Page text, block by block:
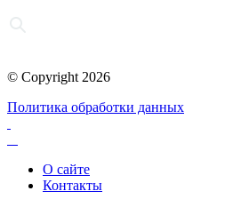
© Copyright 2026
Политика обработки данных
О сайте
Контакты